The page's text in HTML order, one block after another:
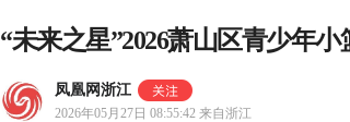
“未来之星”2026萧山区青少年
凤凰网浙江
2026年05月27日 08:55:42 来自浙江